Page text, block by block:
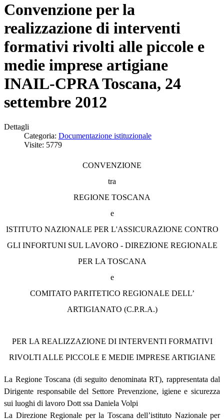
Convenzione per la
realizzazione di interventi
formativi rivolti alle piccole e
medie imprese artigiane
INAIL-CPRA Toscana, 24
settembre 2012
Dettagli
Categoria: Documentazione istituzionale
Visite: 5779
CONVENZIONE
tra
REGIONE TOSCANA
e
ISTITUTO NAZIONALE PER L'ASSICURAZIONE CONTRO
GLI INFORTUNI SUL LAVORO - DIREZIONE REGIONALE
PER LA TOSCANA
e
COMITATO PARITETICO REGIONALE DELL’
ARTIGIANATO (C.P.R.A.)
PER LA REALIZZAZIONE DI INTERVENTI FORMATIVI
RIVOLTI ALLE PICCOLE E MEDIE IMPRESE ARTIGIANE
La Regione Toscana (di seguito denominata RT), rappresentata dal
Dirigente responsabile del Settore Prevenzione, igiene e sicurezza
sui luoghi di lavoro Dott ssa Daniela Volpi
La Direzione Regionale per la Toscana dell’istituto Nazionale per